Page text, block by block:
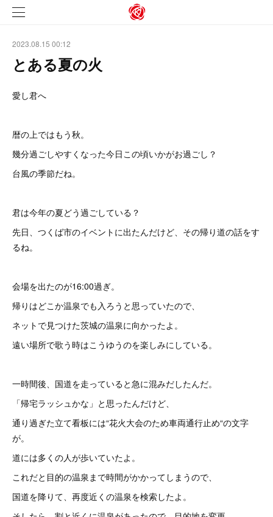
2023.08.15 00:12
とある夏の火
愛し君へ
暦の上ではもう秋。
幾分過ごしやすくなった今日この頃いかがお過ごし？
台風の季節だね。
君は今年の夏どう過ごしている？
先日、つくば市のイベントに出たんだけど、その帰り道の話をす
るね。
会場を出たのが16:00過ぎ。
帰りはどこか温泉でも入ろうと思っていたので、
ネットで見つけた茨城の温泉に向かったよ。
遠い場所で歌う時はこうゆうのを楽しみにしている。
一時間後、国道を走っていると急に混みだしたんだ。
「帰宅ラッシュかな」と思ったんだけど、
通り過ぎた立て看板には“花火大会のため車両通行止め“の文字
が。
道には多くの人が歩いていたよ。
これだと目的の温泉まで時間がかかってしまうので、
国道を降りて、再度近くの温泉を検索したよ。